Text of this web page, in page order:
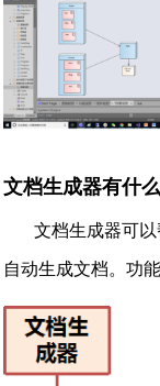
文档生成器有什
文档生成器可以
自动生成文档。功能